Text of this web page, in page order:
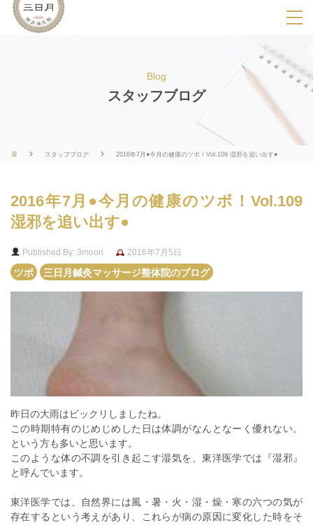
SPメニ
ー
展
用
ボ
Blog
スタッフブログ
スタッフブログ 2016年7月●今月の健康のツボ！Vol.109 湿邪を追い出す●
2016年7月●今月の健康のツボ！Vol.109
湿邪を追い出す●
Published By: 3moon
2016年7月5日
ツボ
三日月鍼灸マッサージ整体院のブログ
昨日の大雨はビックリしましたね。
この時期特有のじめじめした日は体調がなんとなーく優れない。
という方も多いと思います。
このような体の不調を引き起こす湿気を、東洋医学では『湿邪』
と呼んでいます。
東洋医学では、自然界には風・暑・火・湿・燥・寒の六つの気が
存在するという考えがあり、これらが病の原因に変化した時をそ